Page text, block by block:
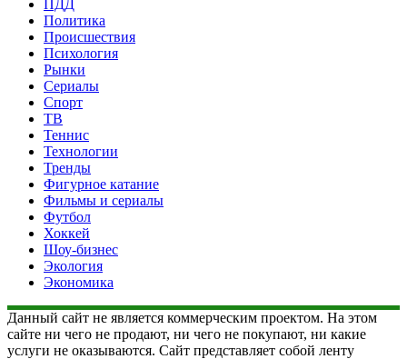
ПДД
Политика
Происшествия
Психология
Рынки
Сериалы
Спорт
ТВ
Теннис
Технологии
Тренды
Фигурное катание
Фильмы и сериалы
Футбол
Хоккей
Шоу-бизнес
Экология
Экономика
Данный сайт не является коммерческим проектом. На этом
сайте ни чего не продают, ни чего не покупают, ни какие
услуги не оказываются. Сайт представляет собой ленту